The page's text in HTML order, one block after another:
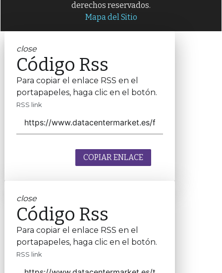
derechos reservados.
Mapa del Sitio
close
Código Rss
Para copiar el enlace RSS en el
portapapeles, haga clic en el botón.
RSS link
COPIAR ENLACE
close
Código Rss
Para copiar el enlace RSS en el
portapapeles, haga clic en el botón.
RSS link